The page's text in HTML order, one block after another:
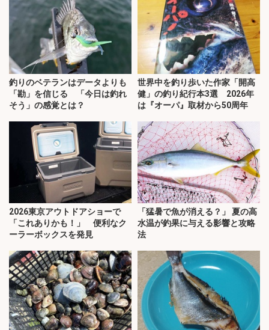
釣りのベテランはデータよりも
「勘」を信じる 「今日は釣れ
そう」の感覚とは？
世界中を釣り歩いた作家「開高
健」の釣り紀行本3選 2026年
は『オーパ』取材から50周年
2026東京アウトドアショーで
「これありかも！」 便利なク
ーラーボックスを発見
「猛暑で魚が消える？」 夏の高
水温が釣果に与える影響と攻略
法